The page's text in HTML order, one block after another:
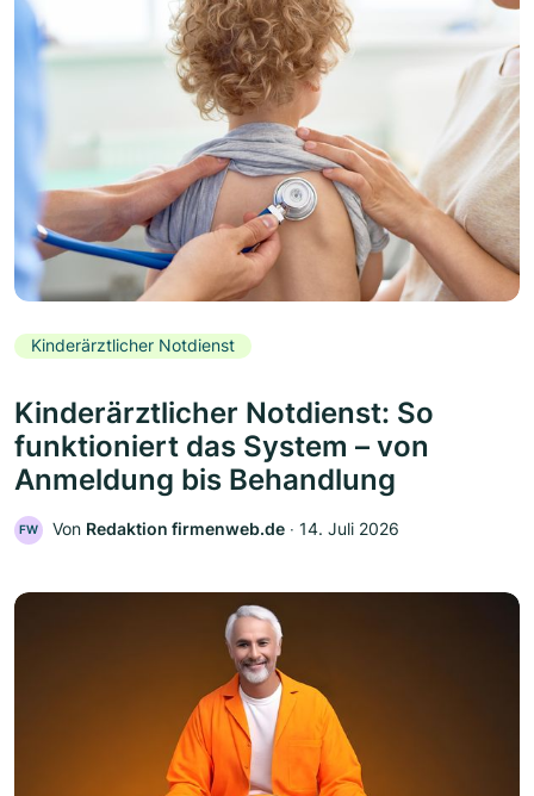
Kinderärztlicher Notdienst
Kinderärztlicher Notdienst: So
funktioniert das System – von
Anmeldung bis Behandlung
FW Von Redaktion firmenweb.de ‧ 14. Juli 2026